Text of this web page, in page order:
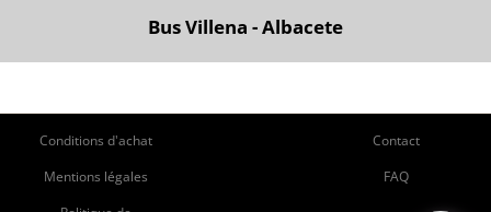
Bus Villena - Albacete
Conditions d'achat
Mentions légales
Contact
FAQ